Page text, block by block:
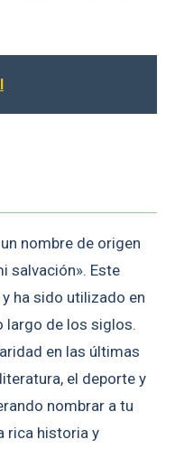
nombre de origen
salvación». Este
ha sido utilizado en
largo de los siglos.
en las últimas
el deporte y
nombrar a tu
rica historia y